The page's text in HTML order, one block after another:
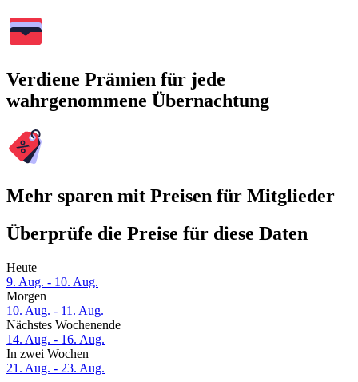
Verdiene Prämien für jede
wahrgenommene Übernachtung
Mehr sparen mit Preisen für Mitglieder
Überprüfe die Preise für diese Daten
Heute
9. Aug. - 10. Aug.
Morgen
10. Aug. - 11. Aug.
Nächstes Wochenende
14. Aug. - 16. Aug.
In zwei Wochen
21. Aug. - 23. Aug.